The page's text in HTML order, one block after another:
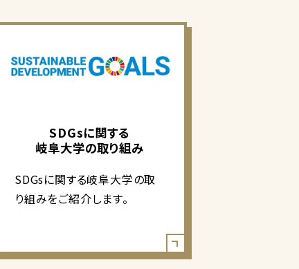
SDGsに関する
岐阜大学の取り組み
SDGsに関する岐阜大学の取
り組みをご紹介します。